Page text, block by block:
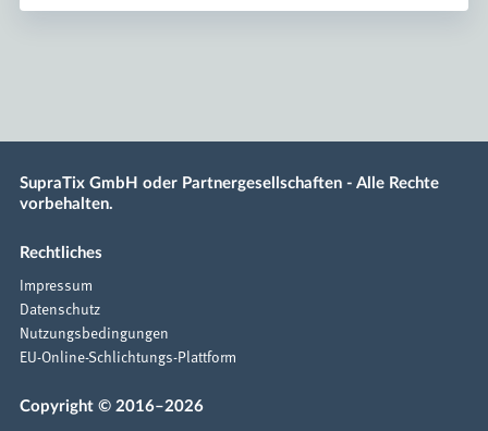
SupraTix GmbH oder Partnergesellschaften - Alle Rechte
vorbehalten.
Rechtliches
Impressum
Datenschutz
Nutzungsbedingungen
EU-Online-Schlichtungs-Plattform
Copyright © 2016–2026